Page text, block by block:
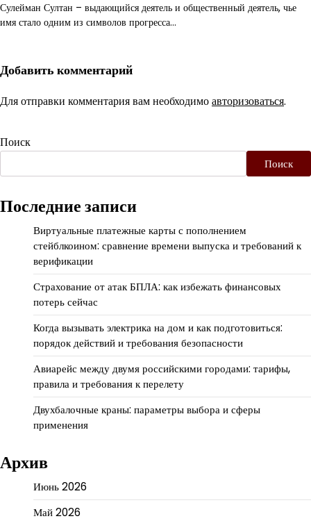
Сулейман Султан – выдающийся деятель и общественный деятель, чье
имя стало одним из символов прогресса…
Добавить комментарий
Для отправки комментария вам необходимоавторизоваться.
Поиск
Поиск
Последние записи
Виртуальные платежные карты с пополнением
стейблкоином: сравнение времени выпуска и требований к
верификации
Страхование от атак БПЛА: как избежать финансовых
потерь сейчас
Когда вызывать электрика на дом и как подготовиться:
порядок действий и требования безопасности
Авиарейс между двумя российскими городами: тарифы,
правила и требования к перелету
Двухбалочные краны: параметры выбора и сферы
применения
Архив
Июнь 2026
Май 2026